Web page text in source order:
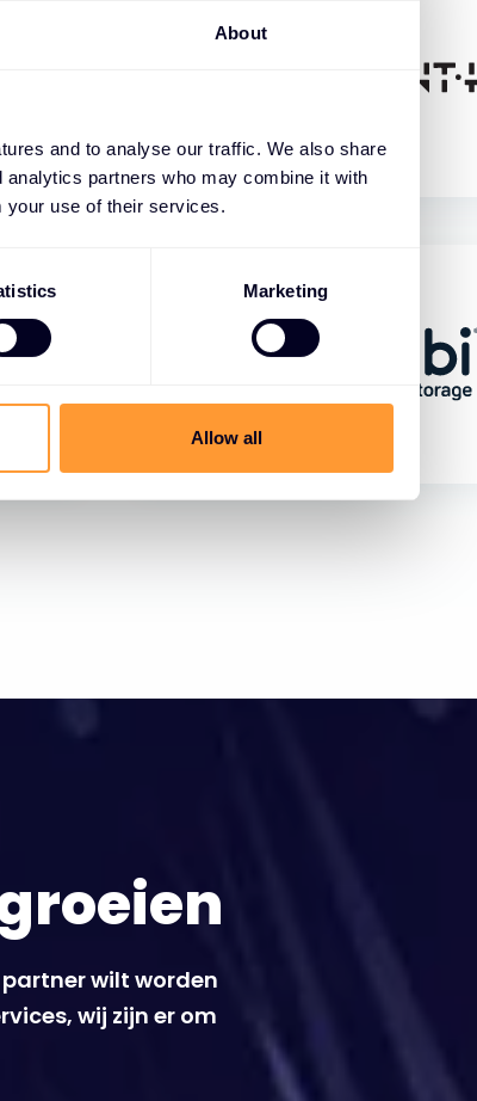
About
and to analyse our traffic. We also share
partners who may combine it with
your use of their services.
Marketing
Allow all
wilt worden
wij zijn er om